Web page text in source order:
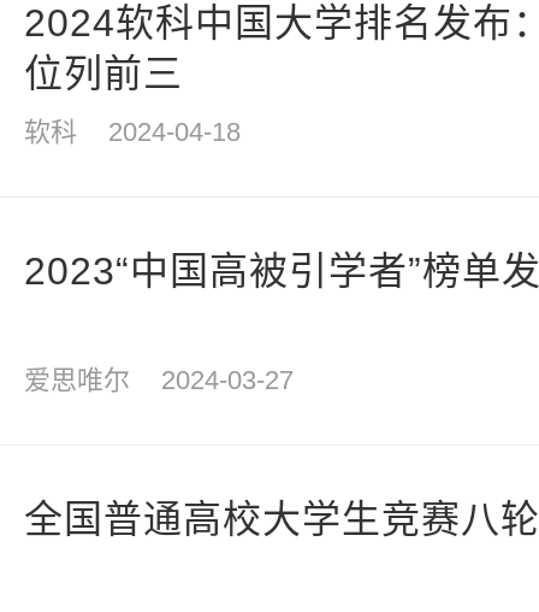
2024软科中国大学排名发布
位列前三
软科 2024-04-18
2023“中国高被引学者”榜单
爱思唯尔 2024-03-27
全国普通高校大学生竞赛八